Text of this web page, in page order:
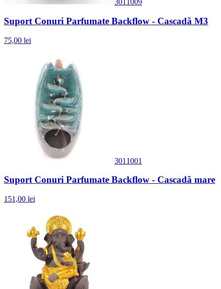
3011009
Suport Conuri Parfumate Backflow - Cascadă M3
75,00 lei
3011001
Suport Conuri Parfumate Backflow - Cascadă mare
151,00 lei